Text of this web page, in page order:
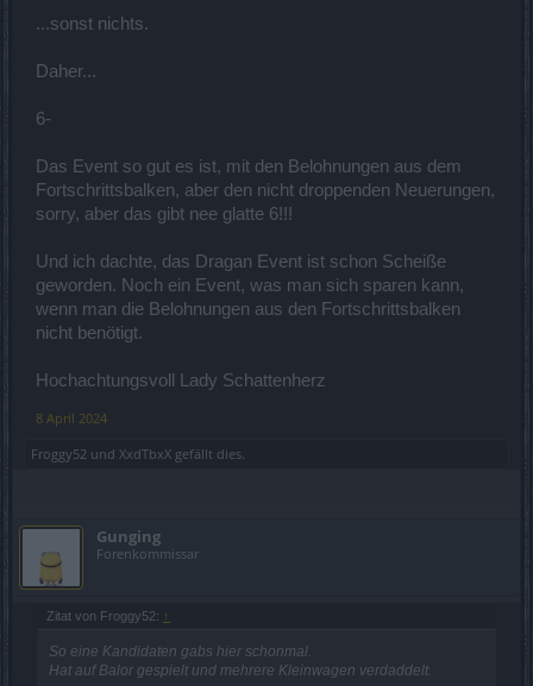
...sonst nichts.
Daher...
6-
Das Event so gut es ist, mit den Belohnungen aus dem
Fortschrittsbalken, aber den nicht droppenden Neuerungen,
sorry, aber das gibt nee glatte 6!!!
Und ich dachte, das Dragan Event ist schon Scheiße
geworden. Noch ein Event, was man sich sparen kann,
wenn man die Belohnungen aus den Fortschrittsbalken
nicht benötigt.
Hochachtungsvoll Lady Schattenherz
8 April 2024
Froggy52 und XxdTbxX gefällt dies.
Gunging
Forenkommissar
Zitat von Froggy52: ↑
So eine Kandidaten gabs hier schonmal.
Hat auf Balor gespielt und mehrere Kleinwagen verdaddelt.